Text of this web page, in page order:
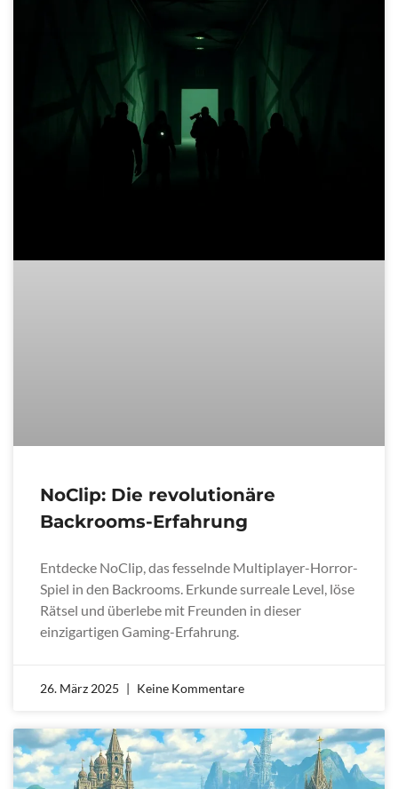
NoClip: Die revolutionäre
Backrooms-Erfahrung
Entdecke NoClip, das fesselnde Multiplayer-Horror-
Spiel in den Backrooms. Erkunde surreale Level, löse
Rätsel und überlebe mit Freunden in dieser
einzigartigen Gaming-Erfahrung.
26. März 2025 Keine Kommentare